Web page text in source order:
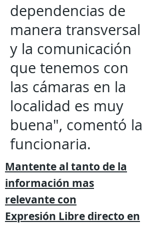
dependencias de
manera transversal
y la comunicación
que tenemos con
las cámaras en la
localidad es muy
buena", comentó la
funcionaria.
Mantente al tanto de la
información mas
relevante con
Expresión Libre directo en